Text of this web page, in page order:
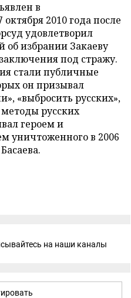
в
2010 года после
удовлетворил
об избрании Закаеву
под стражу.
стали публичные
он призывал
«выбросить русских»,
русских
героем и
уничтоженного в 2006
на наши каналы